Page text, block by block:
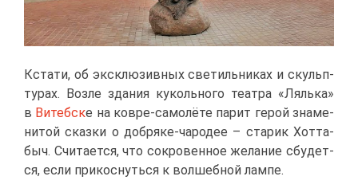
Кста­ти, об экс­клю­зив­ных све­тиль­ни­ках и скульп­
ту­рах. Воз­ле зда­ния ку­коль­но­го те­ат­ра «Ляль­ка»
в Ви­тебске на ков­ре-са­мо­лё­те па­рит ге­рой зна­ме­
ни­той сказ­ки о доб­ря­ке-ча­ро­дее – ста­рик Хот­та­
быч. Счи­та­ет­ся, что со­кро­вен­ное же­ла­ние сбу­дет­
ся, ес­ли при­кос­нуть­ся к вол­шеб­ной лам­пе.